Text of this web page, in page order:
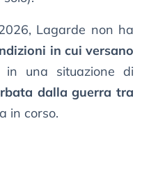
Lagarde non ha
in cui versano
in una situazione di
dalla guerra tra
in corso.